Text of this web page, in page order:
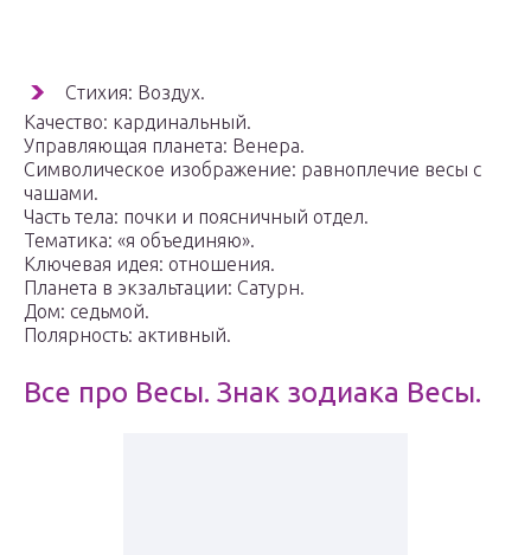
Стихия: Воздух.
Качество: кардинальный.
Управляющая планета: Венера.
Символическое изображение: равноплечие весы с
чашами.
Часть тела: почки и поясничный отдел.
Тематика: «я объединяю».
Ключевая идея: отношения.
Планета в экзальтации: Сатурн.
Дом: седьмой.
Полярность: активный.
Все про Весы. Знак зодиака Весы.